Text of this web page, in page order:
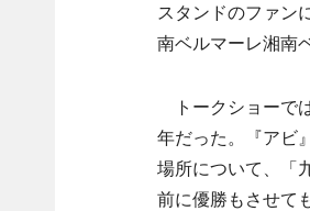
スタンドのファン
南ベルマーレ湘南
トークショーで
年だった。『アビ
場所について、「
前に優勝もさせて